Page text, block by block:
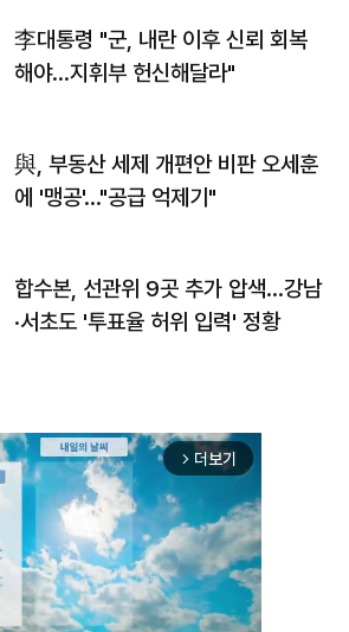
李대통령 "군, 내란 이후 신뢰 회복
해야…지휘부 헌신해달라"
與, 부동산 세제 개편안 비판 오세훈
에 '맹공'…"공급 억제기"
합수본, 선관위 9곳 추가 압색…강남
·서초도 '투표율 허위 입력' 정황
arrow_forward_ios 더보기